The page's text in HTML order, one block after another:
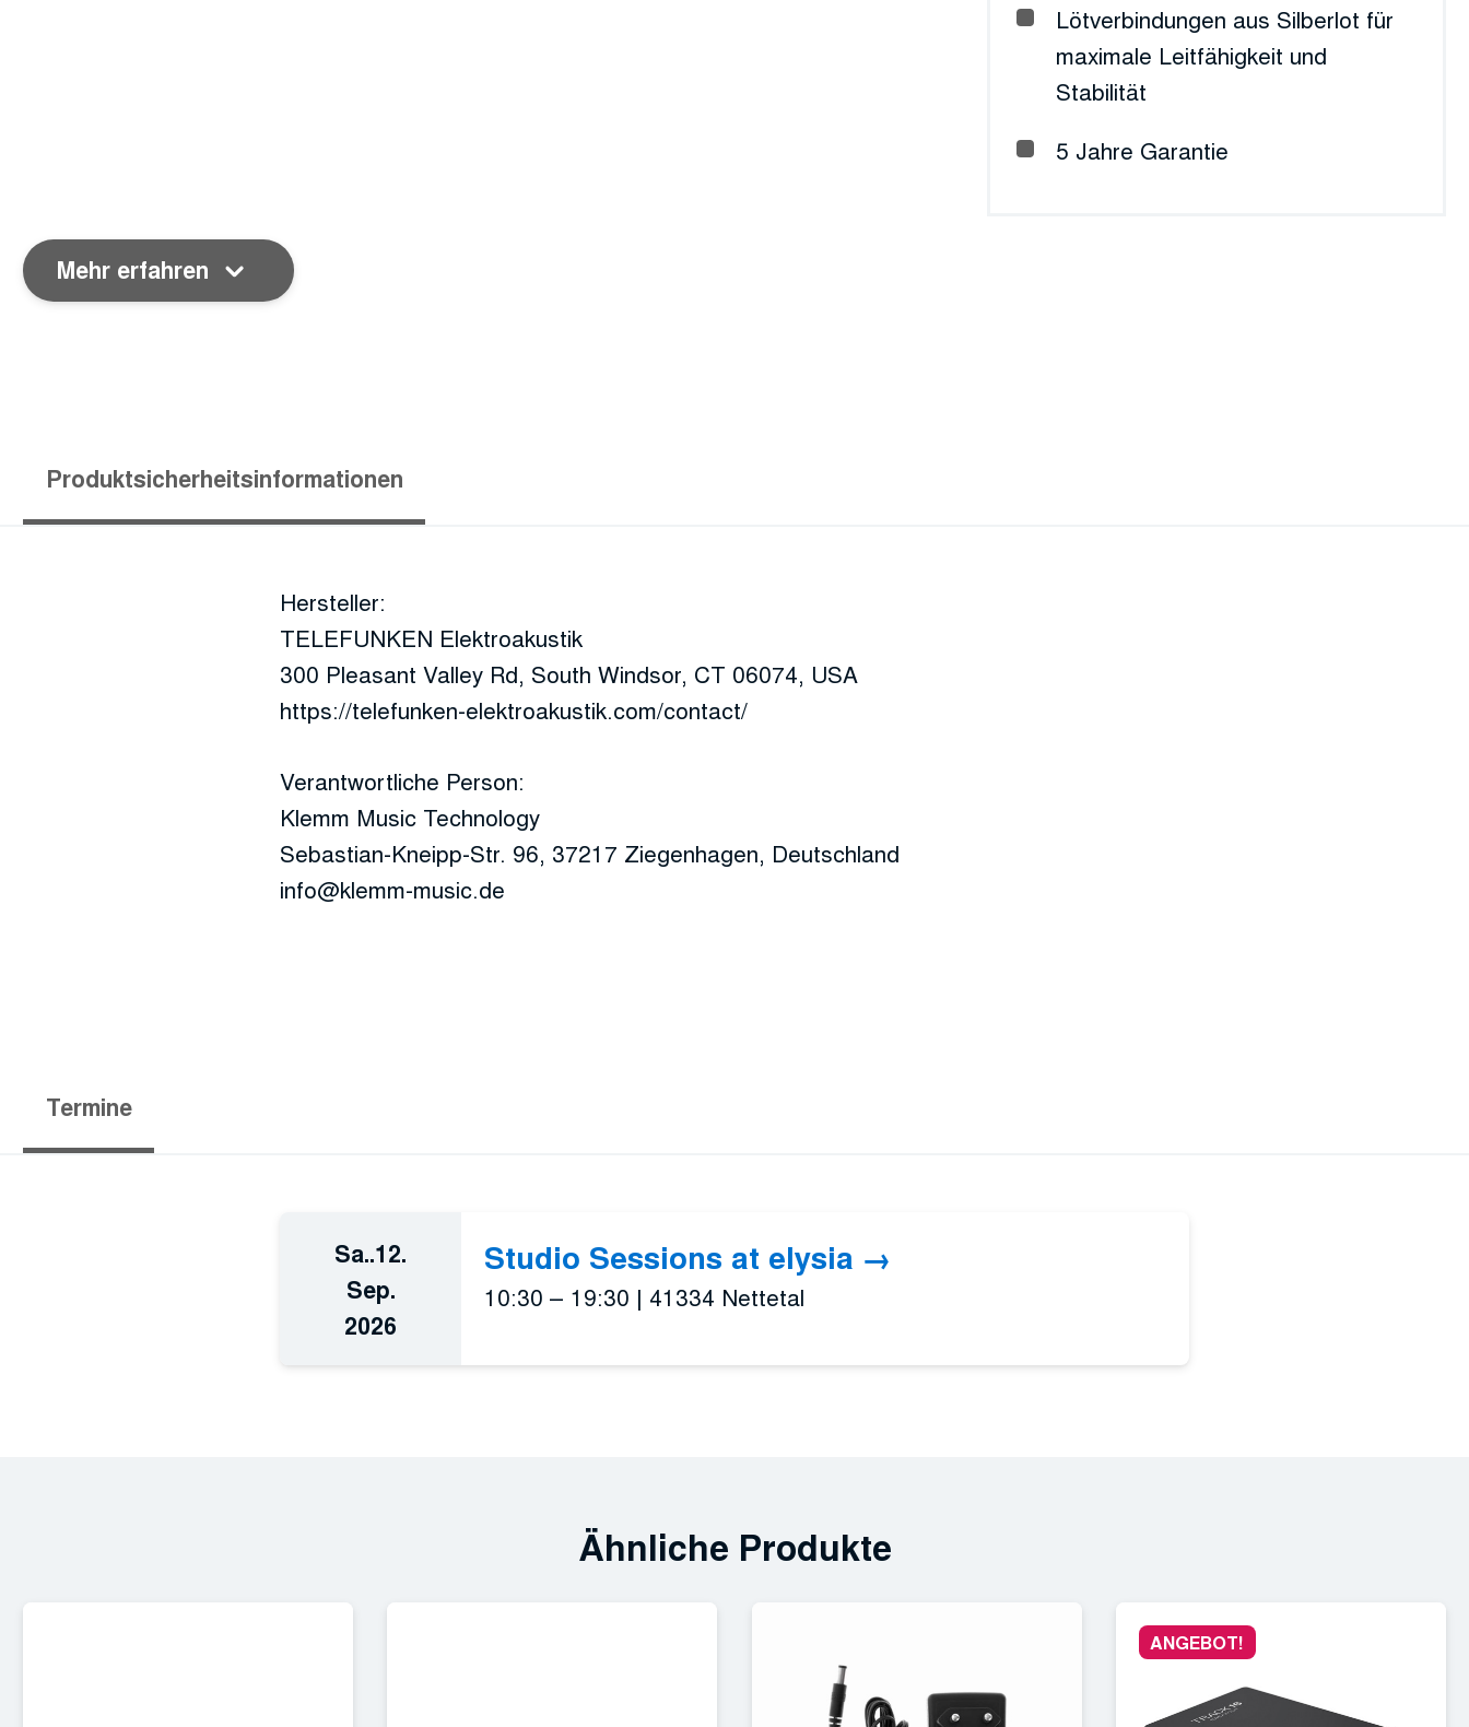
Lötverbindungen aus Silberlot für
maximale Leitfähigkeit und
Stabilität
5 Jahre Garantie
Mehr erfahren
Produktsicherheitsinformationen
Hersteller:
TELEFUNKEN Elektroakustik
300 Pleasant Valley Rd, South Windsor, CT 06074, USA
https://telefunken-elektroakustik.com/contact/
Verantwortliche Person:
Klemm Music Technology
Sebastian-Kneipp-Str. 96, 37217 Ziegenhagen, Deutschland
info@klemm-music.de
Termine
Sa..12.
Sep.
2026
Studio Sessions at elysia
10:30 – 19:30 | 41334 Nettetal
Ähnliche Produkte
ANGEBOT!